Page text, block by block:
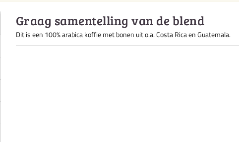
Graag samentelling van de blend
Dit is een 100% arabica koffie met bonen uit o.a. Costa Rica en Guatemala.